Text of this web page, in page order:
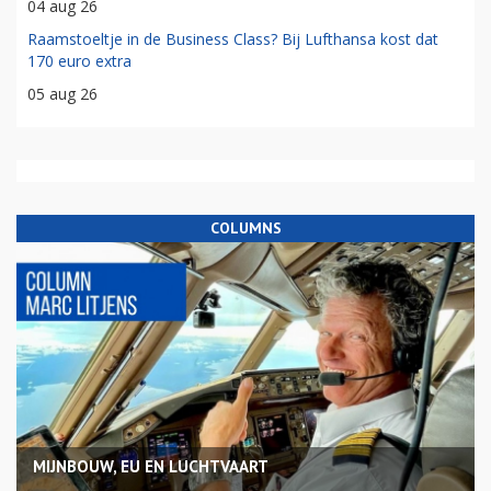
04 aug 26
Raamstoeltje in de Business Class? Bij Lufthansa kost dat
170 euro extra
05 aug 26
COLUMNS
MIJNBOUW, EU EN LUCHTVAART